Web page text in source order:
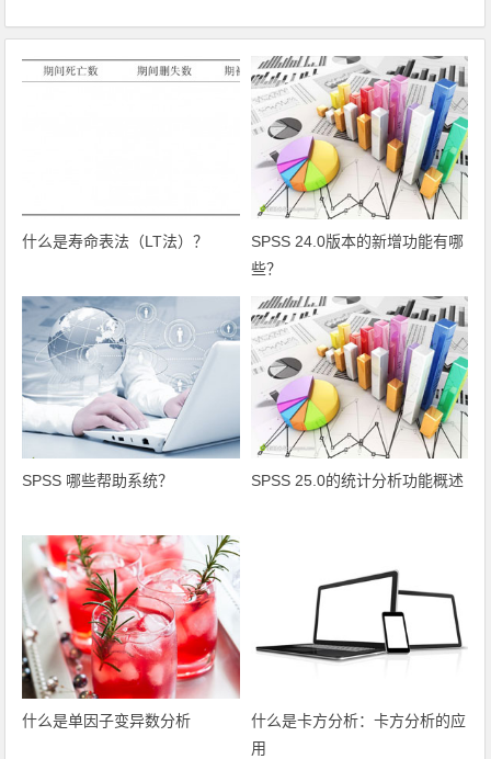
什么是寿命表法（LT法）？
SPSS 24.0版本的新增功能有哪
些？
SPSS 哪些帮助系统？ SPSS 25.0的统计分析功能概述
什么是单因子变异数分析
什么是卡方分析：卡方分析的应
用